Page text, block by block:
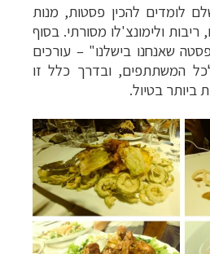
לומדים להכין פסטות, מנות
ולימונצ'לו מסורתי. בסוף
שאנחנו בישלנו" – עורכים
המשתתפים, ובדרך כלל זו
ביותר בטיול.